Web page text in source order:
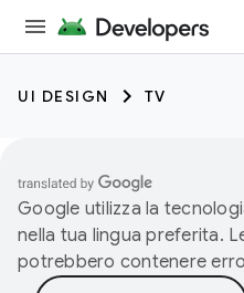
UI DESIGN TV
Google utilizza la
nella tua lingua preferita.
potrebbero contenere